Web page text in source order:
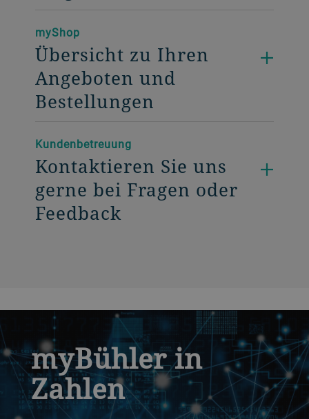
myShop
Übersicht zu Ihren
Angeboten und
Bestellungen
Kundenbetreuung
Kontaktieren Sie uns
gerne bei Fragen oder
Feedback
a decorative background image
myBühler in
Zahlen